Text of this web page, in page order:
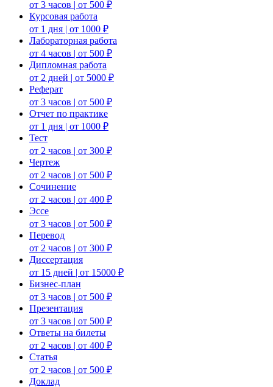
от 3 часов | от 500 ₽
Курсовая работа
от 1 дня | от 1000 ₽
Лабораторная работа
от 4 часов | от 500 ₽
Дипломная работа
от 2 дней | от 5000 ₽
Реферат
от 3 часов | от 500 ₽
Отчет по практике
от 1 дня | от 1000 ₽
Тест
от 2 часов | от 300 ₽
Чертеж
от 2 часов | от 500 ₽
Сочинение
от 2 часов | от 400 ₽
Эссе
от 3 часов | от 500 ₽
Перевод
от 2 часов | от 300 ₽
Диссертация
от 15 дней | от 15000 ₽
Бизнес-план
от 3 часов | от 500 ₽
Презентация
от 3 часов | от 500 ₽
Ответы на билеты
от 2 часов | от 400 ₽
Статья
от 2 часов | от 500 ₽
Доклад